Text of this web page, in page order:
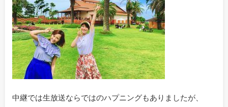
中継では生放送ならではのハプニングもありましたが、